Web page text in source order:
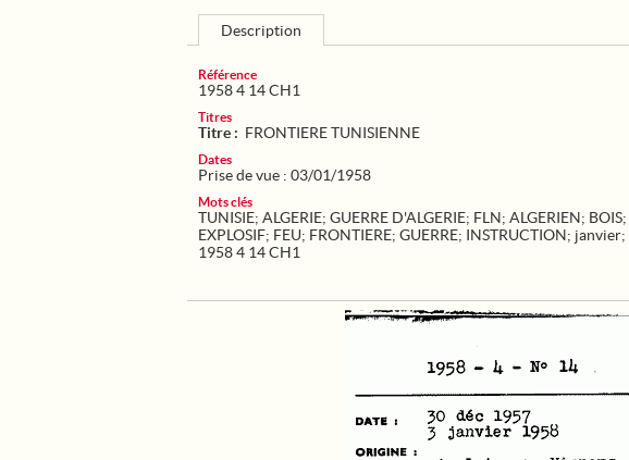
Description
Référence
1958 4 14 CH1
Titres
Titre : FRONTIERE TUNISIENNE
Dates
Prise de vue : 03/01/1958
Mots clés
TUNISIE; ALGERIE; GUERRE D'ALGERIE; FLN; ALGERIEN; BOIS;
EXPLOSIF; FEU; FRONTIERE; GUERRE; INSTRUCTION; janvier;
1958 4 14 CH1